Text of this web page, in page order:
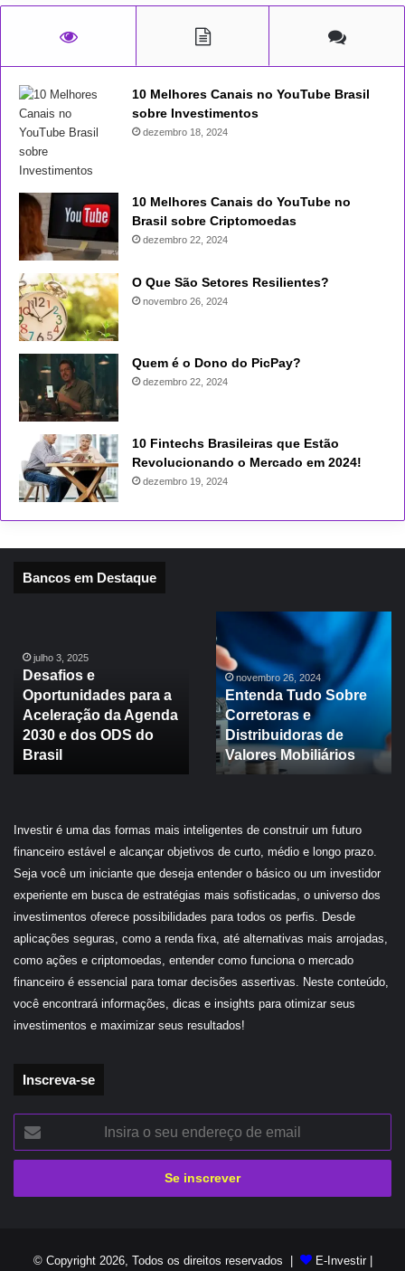
10 Melhores Canais no YouTube Brasil
sobre Investimentos
dezembro 18, 2024
10 Melhores Canais do YouTube no
Brasil sobre Criptomoedas
dezembro 22, 2024
O Que São Setores Resilientes?
novembro 26, 2024
Quem é o Dono do PicPay?
dezembro 22, 2024
10 Fintechs Brasileiras que Estão
Revolucionando o Mercado em 2024!
dezembro 19, 2024
Bancos em Destaque
Mudança:
João
Arthur
Barbosa
julho 1, 2025
Sintomas da Mudança:
João Arthur Barbosa
Política,
Moody’s
e
Mercado
Internacional
|
Destaques
da
julho 1, 2025
Tensão Política,
Moody’s e Mercado
Internacional |
Destaques da Semana
Investir é uma das formas mais inteligentes de construir um futuro
financeiro estável e alcançar objetivos de curto, médio e longo prazo.
Seja você um iniciante que deseja entender o básico ou um investidor
experiente em busca de estratégias mais sofisticadas, o universo dos
investimentos oferece possibilidades para todos os perfis. Desde
aplicações seguras, como a renda fixa, até alternativas mais arrojadas,
como ações e criptomoedas, entender como funciona o mercado
financeiro é essencial para tomar decisões assertivas. Neste conteúdo,
você encontrará informações, dicas e insights para otimizar seus
investimentos e maximizar seus resultados!
Inscreva-se
Insira
seu
de
© Copyright 2026, Todos os direitos reservados | E-Investir|